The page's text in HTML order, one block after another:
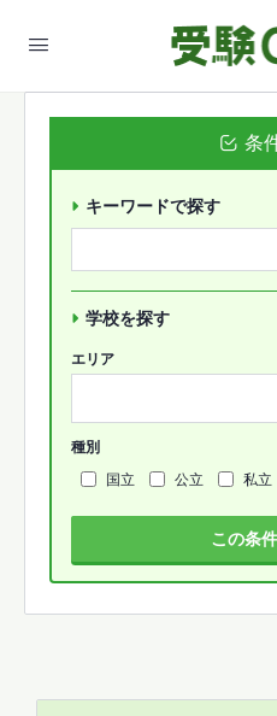
条
キーワードで探す
学校を探す
エリア
種別
国立
公立 私立
この条